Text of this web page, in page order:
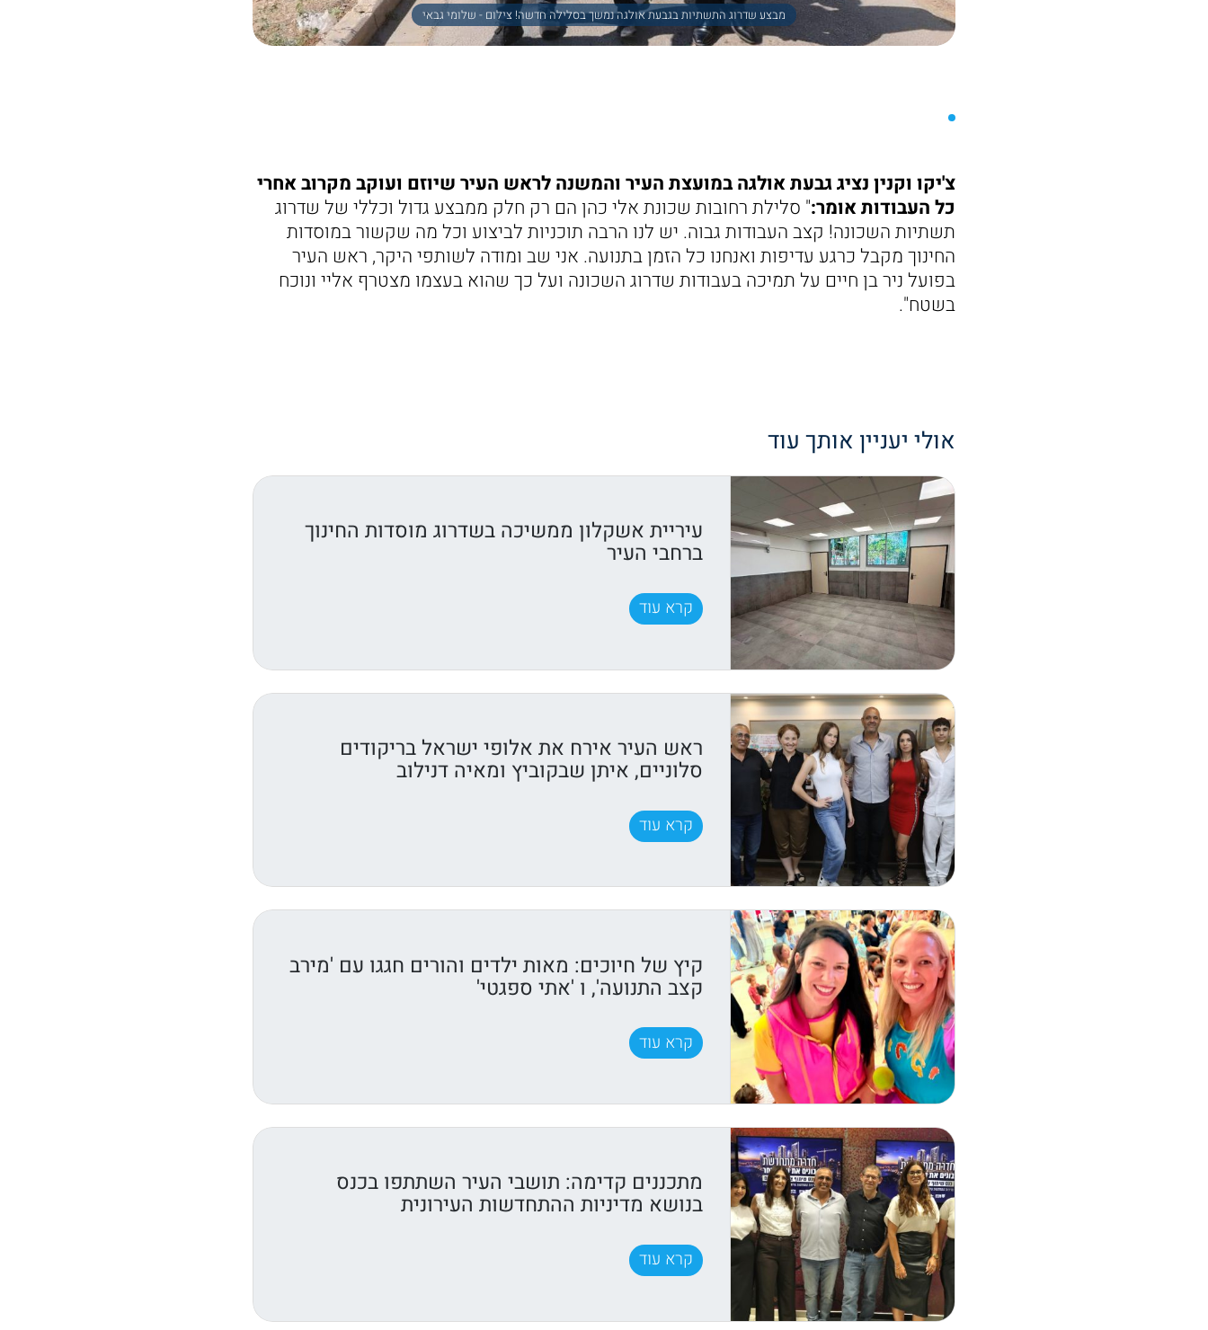
מבצע שדרוג התשתיות בגבעת אולגה נמשך בסלילה חדשה! צילום - שלומי גבאי
צ'יקו וקנין נציג גבעת אולגה במועצת העיר והמשנה לראש העיר שיוזם ועוקב מקרוב אחרי
כל העבודות אומר:" סלילת רחובות שכונת אלי כהן הם רק חלק ממבצע גדול וכללי של שדרוג
תשתיות השכונה! קצב העבודות גבוה. יש לנו הרבה תוכניות לביצוע וכל מה שקשור במוסדות
החינוך מקבל כרגע עדיפות ואנחנו כל הזמן בתנועה. אני שב ומודה לשותפי היקר, ראש העיר
בפועל ניר בן חיים על תמיכה בעבודות שדרוג השכונה ועל כך שהוא בעצמו מצטרף אליי ונוכח
בשטח".
אולי יעניין אותך עוד
עיריית אשקלון ממשיכה בשדרוג מוסדות החינוך
ברחבי העיר
קרא עוד
ראש העיר אירח את אלופי ישראל בריקודים
סלוניים, איתן שבקוביץ ומאיה דנילוב
קרא עוד
קיץ של חיוכים: מאות ילדים והורים חגגו עם 'מירב
קצב התנועה', ו 'אתי ספגטי'
קרא עוד
מתכננים קדימה: תושבי העיר השתתפו בכנס
בנושא מדיניות ההתחדשות העירונית
קרא עוד